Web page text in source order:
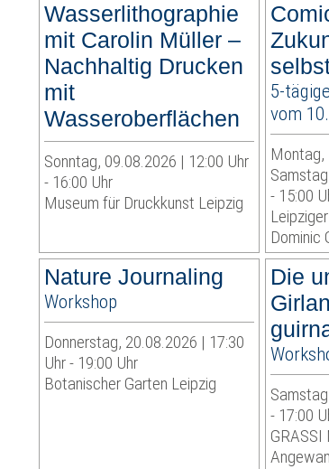
Wasserlithographie
mit Carolin Müller –
Nachhaltig Drucken
mit
Wasseroberflächen
Sonntag, 09.08.2026 | 12:00 Uhr
- 16:00 Uhr
Museum für Druckkunst Leipzig
5-
vom
Montag,
- 15:00
Dominic
Nature Journaling
Workshop
Donnerstag, 20.08.2026 | 17:30
Uhr - 19:00 Uhr
Botanischer Garten Leipzig
Die
- 17:00
GRASSI